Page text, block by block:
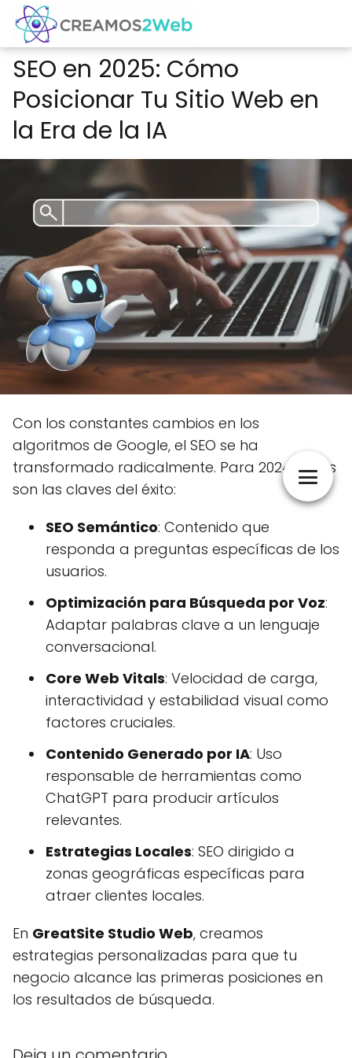
SEO en 2025: Cómo
Posicionar Tu Sitio Web en
la Era de la IA
Con los constantes cambios en los
algoritmos de Google, el SEO se ha
transformado radicalmente. Para 2024, estas
son las claves del éxito:
SEO Semántico: Contenido que
responda a preguntas específicas de los
usuarios.
Optimización para Búsqueda por Voz:
Adaptar palabras clave a un lenguaje
conversacional.
Core Web Vitals: Velocidad de carga,
interactividad y estabilidad visual como
factores cruciales.
Contenido Generado por IA: Uso
responsable de herramientas como
ChatGPT para producir artículos
relevantes.
Estrategias Locales: SEO dirigido a
zonas geográficas específicas para
atraer clientes locales.
En GreatSite Studio Web, creamos
estrategias personalizadas para que tu
negocio alcance las primeras posiciones en
los resultados de búsqueda.